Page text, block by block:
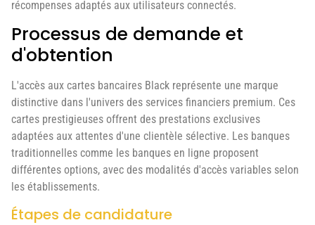
récompenses adaptés aux utilisateurs connectés.
Processus de demande et
d'obtention
L'accès aux cartes bancaires Black représente une marque
distinctive dans l'univers des services financiers premium. Ces
cartes prestigieuses offrent des prestations exclusives
adaptées aux attentes d'une clientèle sélective. Les banques
traditionnelles comme les banques en ligne proposent
différentes options, avec des modalités d'accès variables selon
les établissements.
Étapes de candidature